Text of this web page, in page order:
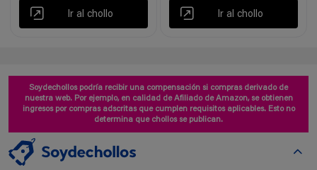
Ir al chollo Ir al chollo
Soydechollos podría recibir una compensación si compras derivado de
nuestra web. Por ejemplo, en calidad de Afiliado de Amazon, se obtienen
ingresos por compras adscritas que cumplen requisitos aplicables. Esto no
determina que chollos se publican.